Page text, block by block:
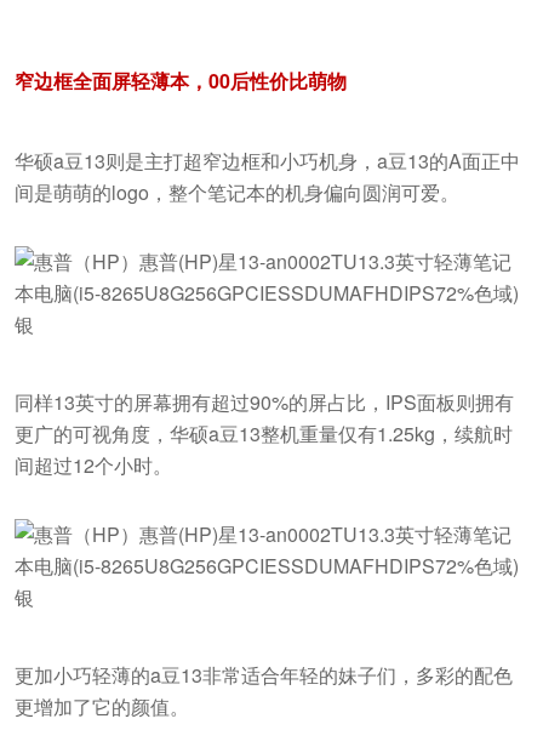
窄边框全面屏轻薄本，00后性价比萌物
华硕a豆13则是主打超窄边框和小巧机身，a豆13的A面正中
间是萌萌的logo，整个笔记本的机身偏向圆润可爱。
同样13英寸的屏幕拥有超过90%的屏占比，IPS面板则拥有
更广的可视角度，华硕a豆13整机重量仅有1.25kg，续航时
间超过12个小时。
更加小巧轻薄的a豆13非常适合年轻的妹子们，多彩的配色
更增加了它的颜值。